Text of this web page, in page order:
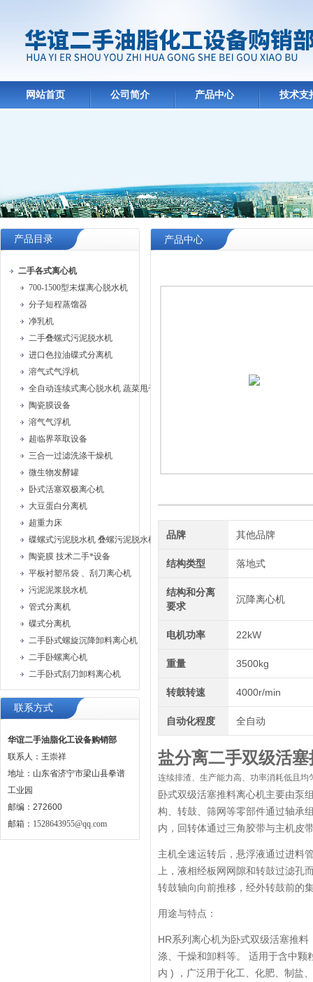
网站首页 公司简介 产品中心 技术支
产品目录
二手各式离心机
700-1500型末煤离心脱水机
分子短程蒸馏器
净乳机
二手叠螺式污泥脱水机
进口色拉油碟式分离机
溶气式气浮机
全自动连续式离心脱水机 蔬菜甩干机
陶瓷膜设备
溶气气浮机
超临界萃取设备
三合一过滤洗涤干燥机
微生物发酵罐
卧式活塞双极离心机
大豆蛋白分离机
超重力床
碟螺式污泥脱水机 叠螺污泥脱水机
陶瓷膜 技术二手*设备
平板衬塑吊袋 、刮刀离心机
污泥泥浆脱水机
管式分离机
碟式分离机
二手卧式螺旋沉降卸料离心机
二手卧螺离心机
二手卧式刮刀卸料离心机
联系方式
华谊二手油脂化工设备购销部
联系人：王崇祥
地址：山东省济宁市梁山县拳谱
工业园
邮编：272600
邮箱： 1528643955@qq.com
产品中心
品牌 其他品牌
结构类型 落地式
结构和分离
要求
沉降离心机
电机功率 22kW
重量 3500kg
转鼓转速 4000r/min
自动化程度 全自动
盐分离二手双级活
连续排渣、生产能力高、功率消耗低且
卧式双级活塞推料离心机主要由泵
构、转鼓、筛网等零部件通过轴承
内，回转体通过三角胶带与主机皮
主机全速运转后，悬浮液通过进料
上，液相经板网网隙和转鼓过滤
转鼓轴向向前推移，经外转鼓前的
用途与特点：
HR系列离心机为卧式双级活塞推
涤、干燥和卸料等。 适用于含中
内 ) ，广泛用于化工、化肥、制盐